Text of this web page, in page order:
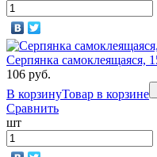
Серпянка самоклеящаяся,
106 руб.
В корзинуТовар в корзине
Сравнить
шт